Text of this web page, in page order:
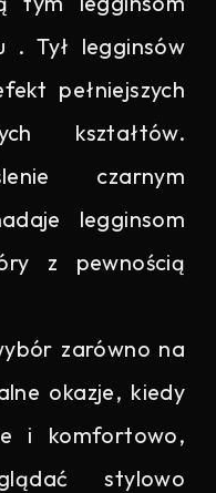
. Tył legginsów
pełniejszych
kształtów.
czarnym
legginsom
z pewnością
zarówno na
okazje, kiedy
i komfortowo,
stylowo